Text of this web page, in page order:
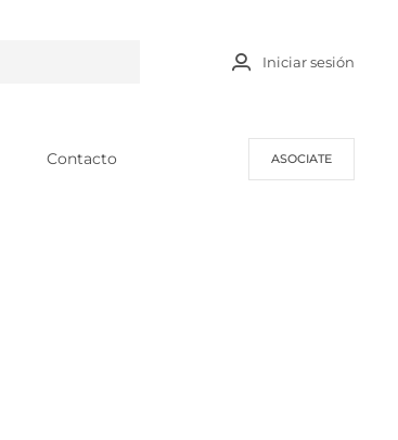
Iniciar sesión
Contacto ASOCIATE